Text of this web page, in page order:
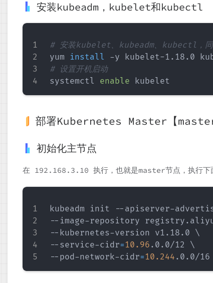
安装kubeadm，kubelet和kubectl
# 安装kubelet、kubeadm、kubectl，同
yum install
# 设置开机启动
systemctl enable
部署Kubernetes Master【master
初始化主节点
在 192.168.3.10 执行，也就是master节点，执行下
kubeadm init --apiserver-
--image-repository
--kubernetes-version v1.18.0 \
--service-cidr=10.96 .0.0/12 \
--pod-network-cidr=10.244